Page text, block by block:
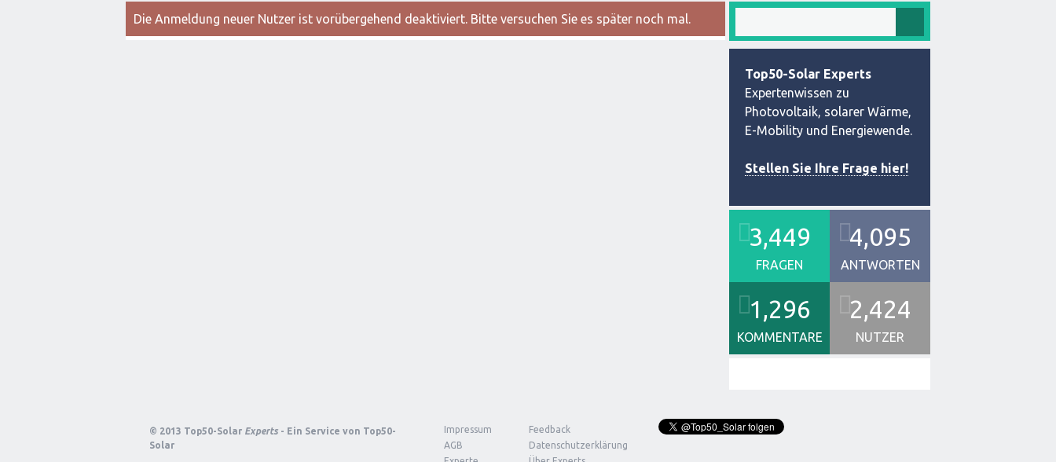
Die Anmeldung neuer Nutzer ist vorübergehend deaktiviert. Bitte versuchen Sie es später noch mal.
Top50-Solar Experts
Expertenwissen zu
Photovoltaik, solarer Wärme,
E-Mobility und Energiewende.
Stellen Sie Ihre Frage hier!
3,449
FRAGEN
4,095
ANTWORTEN
1,296
KOMMENTARE
2,424
NUTZER
© 2013 Top50-Solar Experts - Ein Service von Top50-
Solar
Impressum
Feedback
AGB
Datenschutzerklärung